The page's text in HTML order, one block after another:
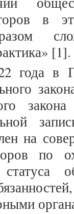
в
[1].
года в
на
по